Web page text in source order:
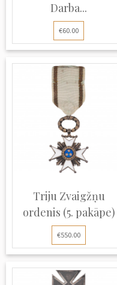
Darba...
€60.00
Triju Zvaigžņu
ordenis (5. pakāpe)
€550.00